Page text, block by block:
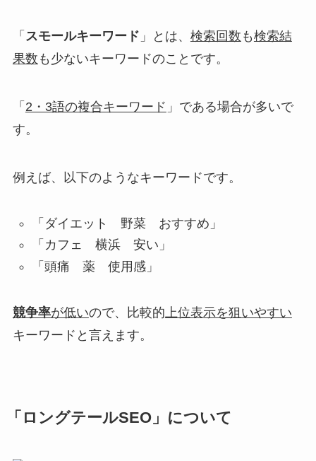
「 スモールキーワード 」とは、 検索回数 も検索結
果数 も少ないキーワードのことです。
「 2・3語の複合キーワード 」である場合が多いで
す。
例えば、以下のようなキーワードです。
「ダイエット 野菜 おすすめ」
「カフェ 横浜 安い」
「頭痛 薬 使用感」
競争率が低いので、比較的 上位表示を狙いやすい
キーワードと言えます。
「ロングテールSEO」について